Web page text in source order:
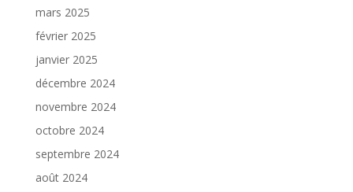
mars 2025
février 2025
janvier 2025
décembre 2024
novembre 2024
octobre 2024
septembre 2024
août 2024